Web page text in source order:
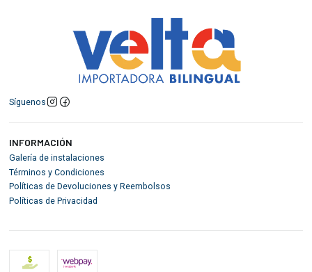
Síguenos
INFORMACIÓN
Galería de instalaciones
Términos y Condiciones
Políticas de Devoluciones y Reembolsos
Políticas de Privacidad